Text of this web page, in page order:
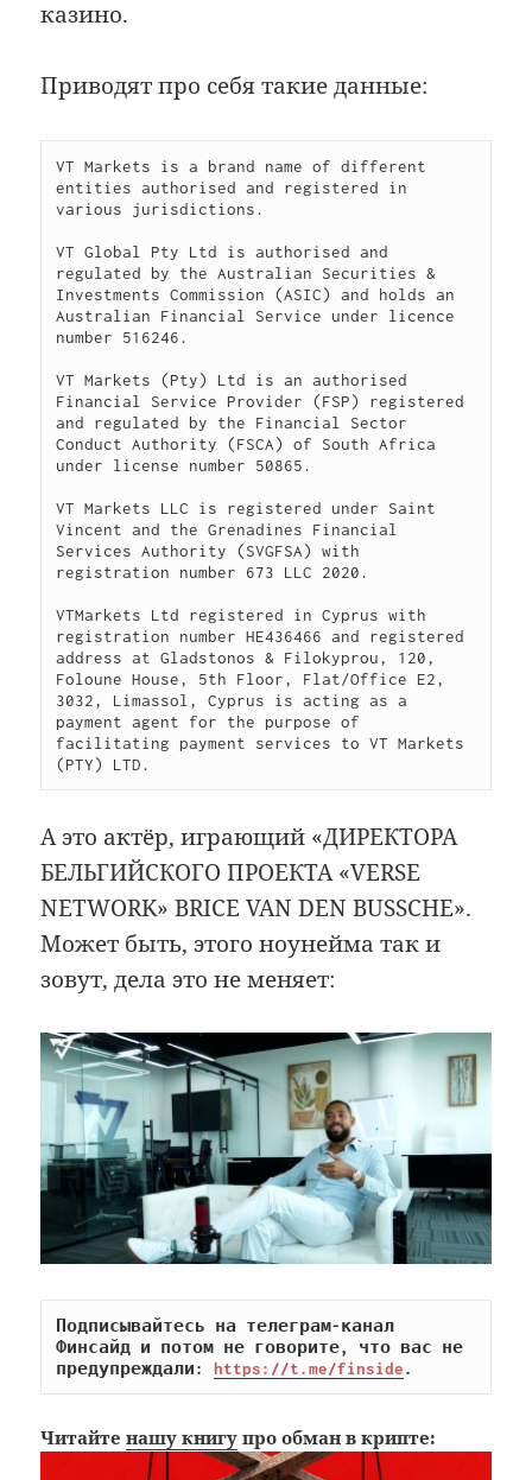
казино.
Приводят про себя такие данные:
VT Markets is a brand name of different
entities authorised and registered in
various jurisdictions.
VT Global Pty Ltd is authorised and
regulated by the Australian Securities &
Investments Commission (ASIC) and holds an
Australian Financial Service under licence
number 516246.
VT Markets (Pty) Ltd is an authorised
Financial Service Provider (FSP) registered
and regulated by the Financial Sector
Conduct Authority (FSCA) of South Africa
under license number 50865.
VT Markets LLC is registered under Saint
Vincent and the Grenadines Financial
Services Authority (SVGFSA) with
registration number 673 LLC 2020.
VTMarkets Ltd registered in Cyprus with
registration number HE436466 and registered
address at Gladstonos & Filokyprou, 120,
Foloune House, 5th Floor, Flat/Office E2,
3032, Limassol, Cyprus is acting as a
payment agent for the purpose of
facilitating payment services to VT Markets
(PTY) LTD.
А это актёр, играющий «ДИРЕКТОРА
БЕЛЬГИЙСКОГО ПРОЕКТА «VERSE
NETWORK» BRICE VAN DEN BUSSCHE».
Может быть, этого ноунейма так и
зовут, дела это не меняет:
Подписывайтесь на телеграм-канал
Финсайд и потом не говорите, что вас не
предупреждали: https://t.me/finside.
Читайтенашу книгу про обман в крипте: